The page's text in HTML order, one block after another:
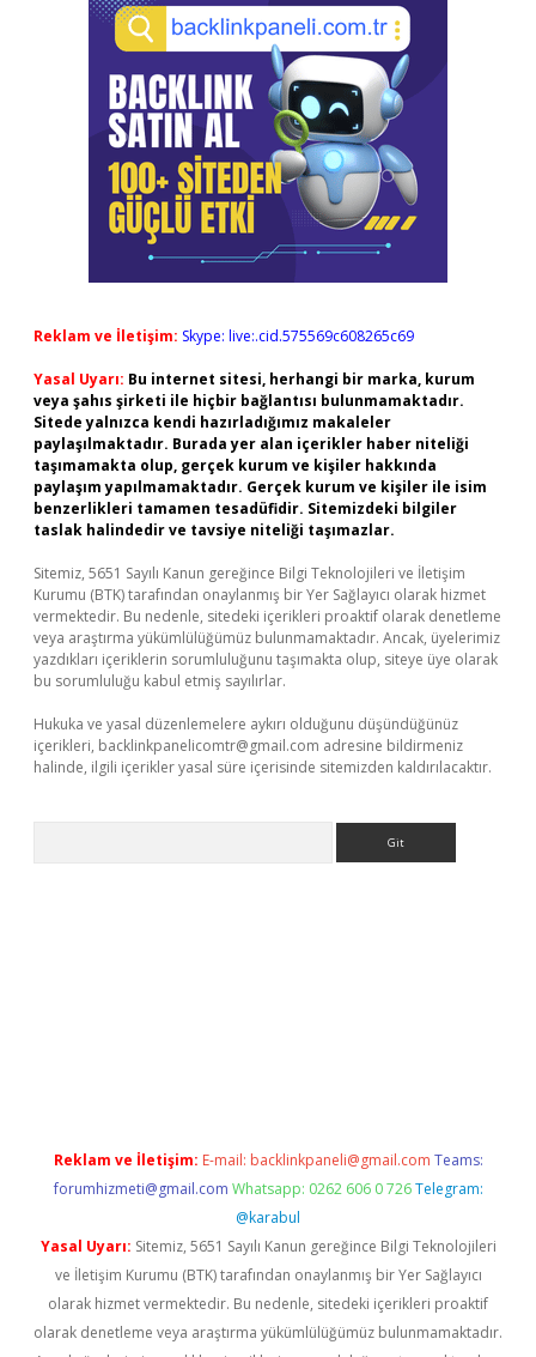
Reklam ve İletişim: Skype: live:.cid.575569c608265c69
Yasal Uyarı: Bu internet sitesi, herhangi bir marka, kurum
veya şahıs şirketi ile hiçbir bağlantısı bulunmamaktadır.
Sitede yalnızca kendi hazırladığımız makaleler
paylaşılmaktadır. Burada yer alan içerikler haber niteliği
taşımamakta olup, gerçek kurum ve kişiler hakkında
paylaşım yapılmamaktadır. Gerçek kurum ve kişiler ile isim
benzerlikleri tamamen tesadüfidir. Sitemizdeki bilgiler
taslak halindedir ve tavsiye niteliği taşımazlar.
Sitemiz, 5651 Sayılı Kanun gereğince Bilgi Teknolojileri ve İletişim
Kurumu (BTK) tarafından onaylanmış bir Yer Sağlayıcı olarak hizmet
vermektedir. Bu nedenle, sitedeki içerikleri proaktif olarak denetleme
veya araştırma yükümlülüğümüz bulunmamaktadır. Ancak, üyelerimiz
yazdıkları içeriklerin sorumluluğunu taşımakta olup, siteye üye olarak
bu sorumluluğu kabul etmiş sayılırlar.
Hukuka ve yasal düzenlemelere aykırı olduğunu düşündüğünüz
içerikleri, backlinkpanelicomtr@gmail.com adresine bildirmeniz
halinde, ilgili içerikler yasal süre içerisinde sitemizden kaldırılacaktır.
Reklam ve İletişim: E-mail: backlinkpaneli@gmail.com Teams:
forumhizmeti@gmail.com Whatsapp: 0262 606 0 726 Telegram:
@karabul
Yasal Uyarı: Sitemiz, 5651 Sayılı Kanun gereğince Bilgi Teknolojileri
ve İletişim Kurumu (BTK) tarafından onaylanmış bir Yer Sağlayıcı
olarak hizmet vermektedir. Bu nedenle, sitedeki içerikleri proaktif
olarak denetleme veya araştırma yükümlülüğümüz bulunmamaktadır.